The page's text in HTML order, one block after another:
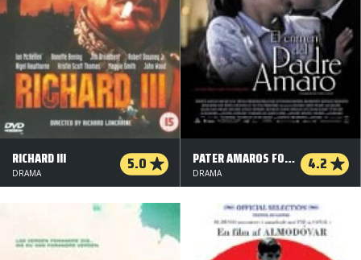
RICHARD III 5.0
DRAMA
PATER AMAROS FORBRYDELSE 4.2
DRAMA